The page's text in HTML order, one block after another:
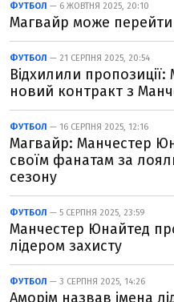
ФУТБОЛ — 6 ЖОВТНЯ 2025, 20:10
Магвайр може перейти
ФУТБОЛ — 21 СЕРПНЯ 2025, 20:54
Відхилили
новий контракт з
ФУТБОЛ — 16 СЕРПНЯ 2025, 12:16
Магвайр: Манчестер
своїм фанатам за
сезону
ФУТБОЛ — 5 СЕРПНЯ 2025, 23:59
Манчестер Юнайтед
лідером захисту
ФУТБОЛ — 3 СЕРПНЯ 2025, 14:26
Аморім назвав імена